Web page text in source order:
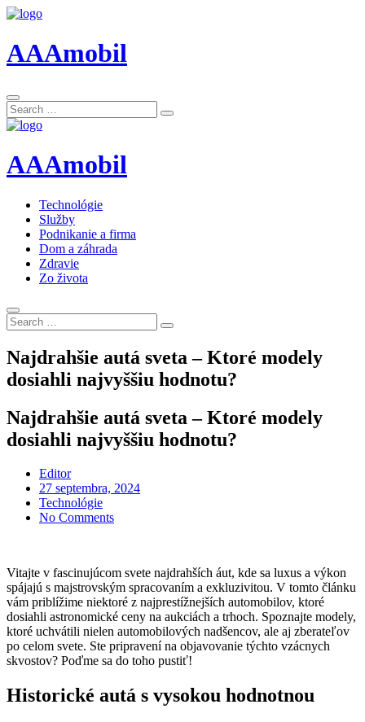
AAAmobil
Search
for:
Search
AAAmobil
Technológie
Služby
Podnikanie a firma
Dom a záhrada
Zdravie
Zo života
Search
for:
Search
Najdrahšie autá sveta – Ktoré modely
dosiahli najvyššiu hodnotu?
Najdrahšie autá sveta – Ktoré modely
dosiahli najvyššiu hodnotu?
Editor
Posted
on
27 septembra, 2024
Technológie
No Comments
Vitajte v fascinujúcom svete najdrahších áut, kde sa luxus a výkon
spájajú s majstrovským spracovaním a exkluzivitou. V tomto článku
vám priblížime niektoré z najprestížnejších automobilov, ktoré
dosiahli astronomické ceny na aukciách a trhoch. Spoznajte modely,
ktoré uchvátili nielen automobilových nadšencov, ale aj zberateľov
po celom svete. Ste pripravení na objavovanie týchto vzácnych
skvostov? Poďme sa do toho pustiť!
Historické autá s vysokou hodnotnou